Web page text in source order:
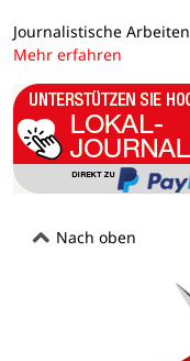
Journalistische
Mehr erfahren
Nach oben